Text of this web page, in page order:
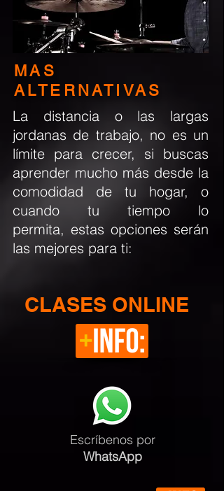
MAS
ALTERNATIVAS
La distancia o las largas
jordanas de trabajo, no es un
límite para crecer, si buscas
aprender mucho más desde la
comodidad de tu hogar, o
cuando tu tiempo lo
permita, estas opciones serán
las mejores para ti:
CLASES ONLINE
Escríbenospor
WhatsApp